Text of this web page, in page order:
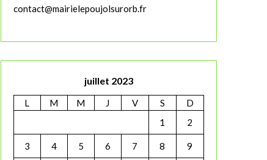
contact@mairielepoujolsurorb.fr
juillet 2023
L M M J V S
D
1
2
3 4 5 6 7 8 9